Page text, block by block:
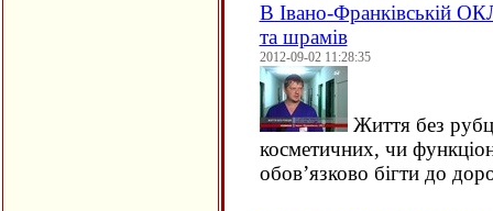
В Івано-Франківській
та шрамів
2012-09-02 11:28:35
Життя без
косметичних, чи
обов’язково бігти до